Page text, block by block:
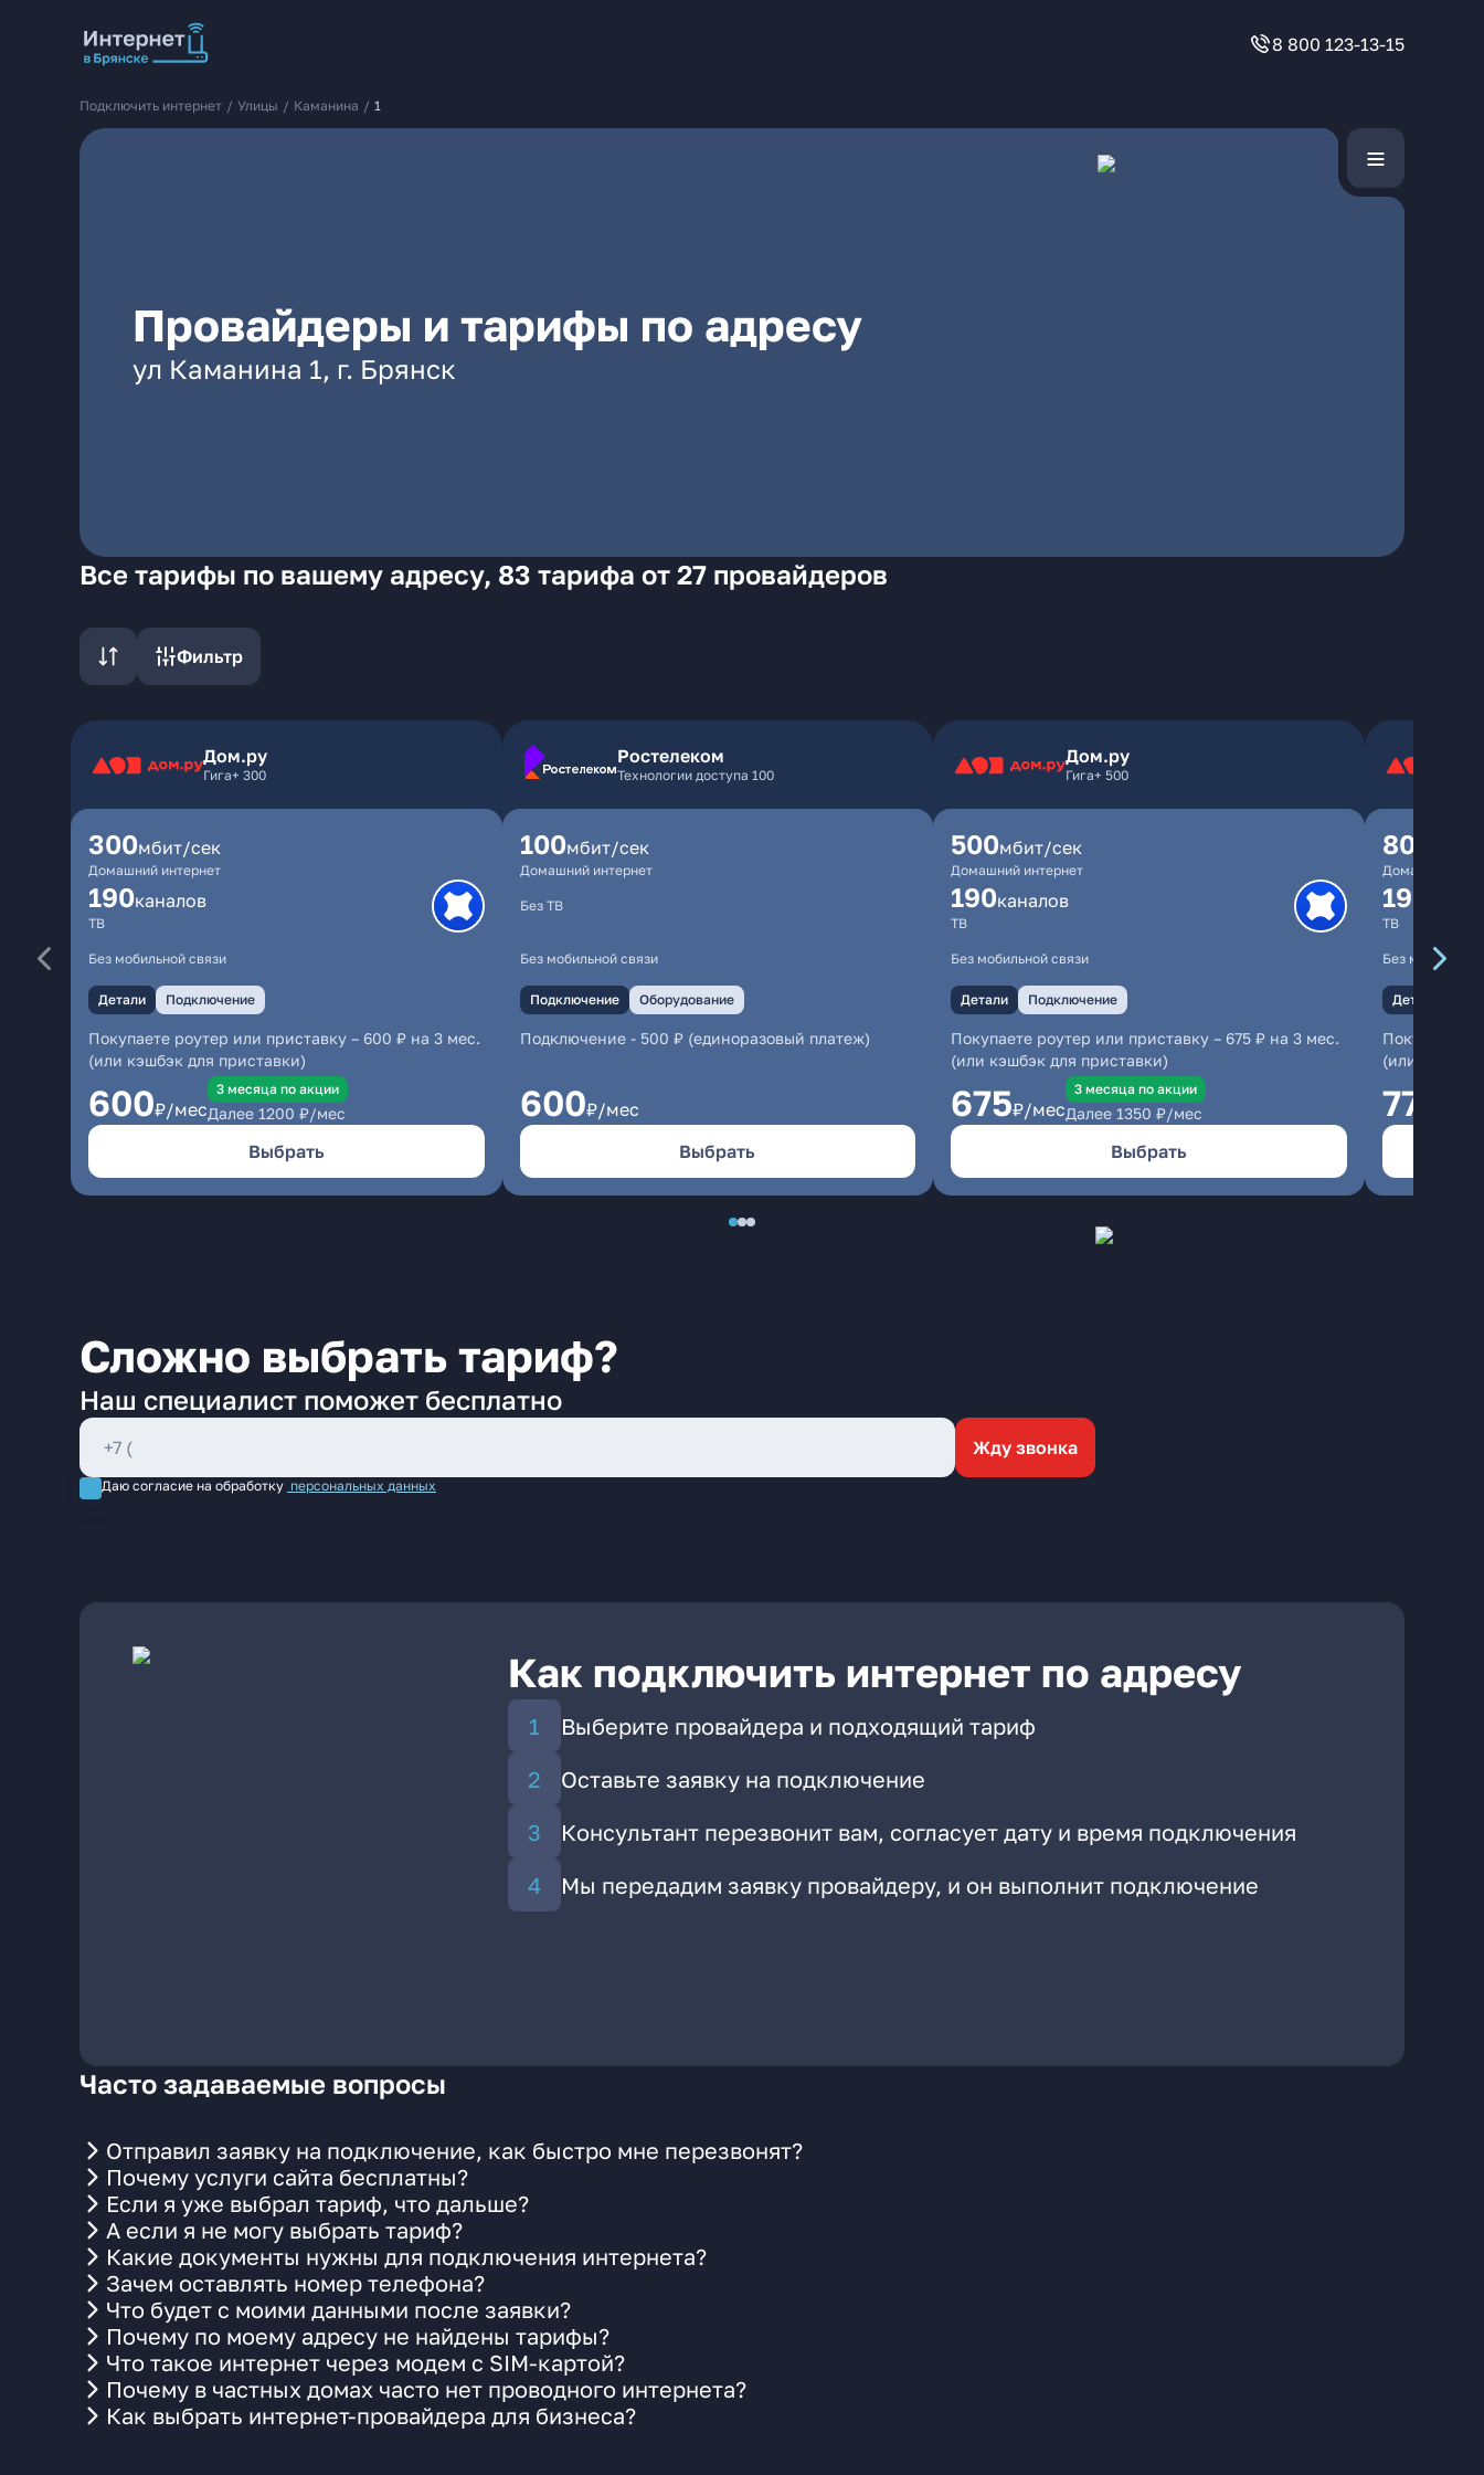
8 800 123-13-15
Подключить интернет / Улицы / Каманина / 1
Провайдеры и тарифы по адресу
ул Каманина 1, г. Брянск
Все тарифы по вашему адресу, 83 тарифа от 27 провайдеров
Фильтр
Дом.ру
Гига+ 300
300мбит/сек
Домашний интернет
190каналов
ТВ
Без мобильной связи
Детали Подключение
Покупаете роутер или приставку – 600 ₽ на 3 мес.
(или кэшбэк для приставки)
600₽/мес
3 месяцa по акции
Далее 1200 ₽/мес
Выбрать
Ростелеком
Технологии доступа 100
100мбит/сек
Домашний интернет
Без ТВ
Без мобильной связи
Подключение Оборудование
Подключение- 500 ₽ (единоразовый платеж)
600₽/мес
Выбрать
Дом.ру
Гига+ 500
500мбит/сек
Домашний интернет
190каналов
ТВ
Без мобильной связи
Детали Подключение
Покупаете роутер или приставку – 675 ₽ на 3 мес.
(или кэшбэк для приставки)
675₽/мес
3 месяцa по акции
Далее 1350 ₽/мес
Выбрать
800
Домашний
190
ТВ
Без мобильной
Детали
Покупаете
(или кэшбэк
775
Сложно выбрать тариф?
Наш специалист поможет бесплатно
Жду звонка
Даю согласие на обработку персональных данных
Как подключить интернет по адресу
Выберите провайдера и подходящий тариф
Оставьте заявку на подключение
Консультант перезвонит вам, согласует дату и время подключения
Мы передадим заявку провайдеру, и он выполнит подключение
Часто задаваемые вопросы
Отправил заявку на подключение, как быстро мне перезвонят?
Почему услуги сайта бесплатны?
Если я уже выбрал тариф, что дальше?
А если я не могу выбрать тариф?
Какие документы нужны для подключения интернета?
Зачем оставлять номер телефона?
Что будет с моими данными после заявки?
Почему по моему адресу не найдены тарифы?
Что такое интернет через модем с SIM-картой?
Почему в частных домах часто нет проводного интернета?
Как выбрать интернет-провайдера для бизнеса?